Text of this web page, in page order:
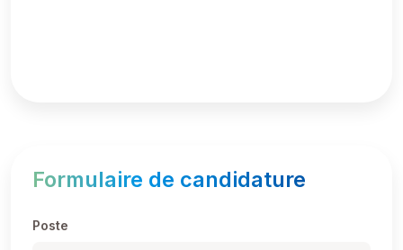
Formulaire de candidature
Poste